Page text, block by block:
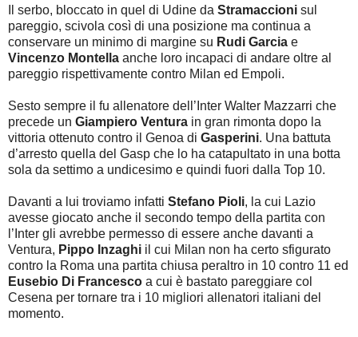
Il serbo, bloccato in quel di Udine da Stramaccioni sul
pareggio, scivola così di una posizione ma continua a
conservare un minimo di margine su Rudi Garcia e
Vincenzo Montella anche loro incapaci di andare oltre al
pareggio rispettivamente contro Milan ed Empoli.
Sesto sempre il fu allenatore dell’Inter Walter Mazzarri che
precede un Giampiero Ventura in gran rimonta dopo la
vittoria ottenuto contro il Genoa di Gasperini. Una battuta
d’arresto quella del Gasp che lo ha catapultato in una botta
sola da settimo a undicesimo e quindi fuori dalla Top 10.
Davanti a lui troviamo infatti Stefano Pioli, la cui Lazio
avesse giocato anche il secondo tempo della partita con
l’Inter gli avrebbe permesso di essere anche davanti a
Ventura, Pippo Inzaghi il cui Milan non ha certo sfigurato
contro la Roma una partita chiusa peraltro in 10 contro 11 ed
Eusebio Di Francesco a cui è bastato pareggiare col
Cesena per tornare tra i 10 migliori allenatori italiani del
momento.